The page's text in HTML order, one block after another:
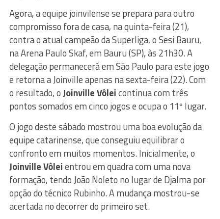
Agora, a equipe joinvilense se prepara para outro
compromisso fora de casa, na quinta-feira (21),
contra o atual campeão da Superliga, o Sesi Bauru,
na Arena Paulo Skaf, em Bauru (SP), às 21h30. A
delegação permanecerá em São Paulo para este jogo
e retorna a Joinville apenas na sexta-feira (22). Com
o resultado, oJoinville Vôleicontinua com três
pontos somados em cinco jogos e ocupa o 11º lugar.
O jogo deste sábado mostrou uma boa evolução da
equipe catarinense, que conseguiu equilibrar o
confronto em muitos momentos. Inicialmente, o
Joinville Vôleientrou em quadra com uma nova
formação, tendo João Noleto no lugar de Djalma por
opção do técnico Rubinho. A mudança mostrou-se
acertada no decorrer do primeiro set.